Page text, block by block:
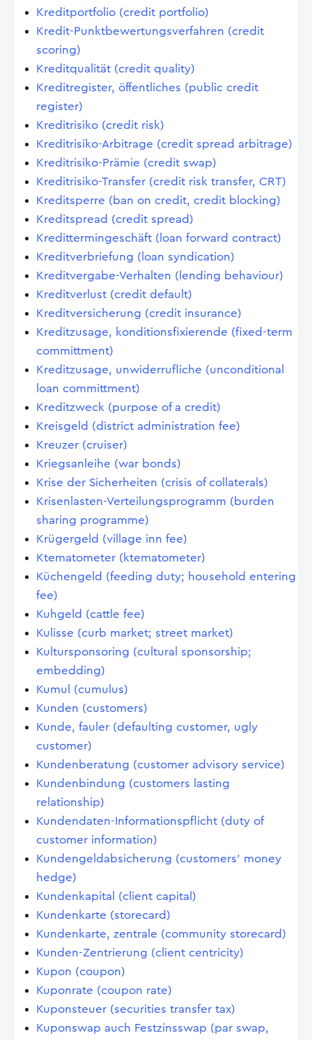
Kreditportfolio (credit portfolio)
Kredit-Punktbewertungsverfahren (credit
scoring)
Kreditqualität (credit quality)
Kreditregister, öffentliches (public credit
register)
Kreditrisiko (credit risk)
Kreditrisiko-Arbitrage (credit spread arbitrage)
Kreditrisiko-Prämie (credit swap)
Kreditrisiko-Transfer (credit risk transfer, CRT)
Kreditsperre (ban on credit, credit blocking)
Kreditspread (credit spread)
Kredittermingeschäft (loan forward contract)
Kreditverbriefung (loan syndication)
Kreditvergabe-Verhalten (lending behaviour)
Kreditverlust (credit default)
Kreditversicherung (credit insurance)
Kreditzusage, konditionsfixierende (fixed-term
committment)
Kreditzusage, unwiderrufliche (unconditional
loan committment)
Kreditzweck (purpose of a credit)
Kreisgeld (district administration fee)
Kreuzer (cruiser)
Kriegsanleihe (war bonds)
Krise der Sicherheiten (crisis of collaterals)
Krisenlasten-Verteilungsprogramm (burden
sharing programme)
Krügergeld (village inn fee)
Ktematometer (ktematometer)
Küchengeld (feeding duty; household entering
fee)
Kuhgeld (cattle fee)
Kulisse (curb market; street market)
Kultursponsoring (cultural sponsorship;
embedding)
Kumul (cumulus)
Kunden (customers)
Kunde, fauler (defaulting customer, ugly
customer)
Kundenberatung (customer advisory service)
Kundenbindung (customers lasting
relationship)
Kundendaten-Informationspflicht (duty of
customer information)
Kundengeldabsicherung (customers' money
hedge)
Kundenkapital (client capital)
Kundenkarte (storecard)
Kundenkarte, zentrale (community storecard)
Kunden-Zentrierung (client centricity)
Kupon (coupon)
Kuponrate (coupon rate)
Kuponsteuer (securities transfer tax)
Kuponswap auch Festzinsswap (par swap,